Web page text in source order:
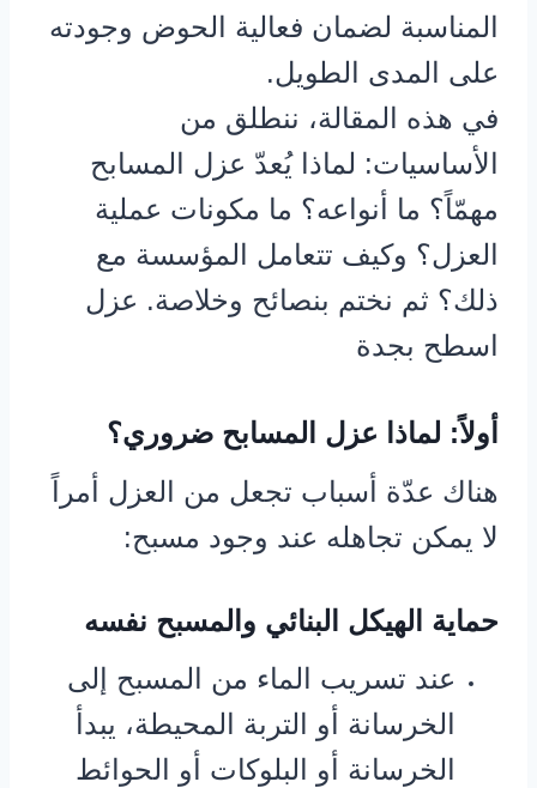
المناسبة لضمان فعالية الحوض وجودته
على المدى الطويل.
في هذه المقالة، ننطلق من
الأساسيات: لماذا يُعدّ عزل المسابح
مهمّاً؟ ما أنواعه؟ ما مكونات عملية
العزل؟ وكيف تتعامل المؤسسة مع
ذلك؟ ثم نختم بنصائح وخلاصة. عزل
اسطح بجدة
أولاً: لماذا عزل المسابح ضروري؟
هناك عدّة أسباب تجعل من العزل أمراً
لا يمكن تجاهله عند وجود مسبح:
حماية الهيكل البنائي والمسبح نفسه
عند تسريب الماء من المسبح إلى
الخرسانة أو التربة المحيطة، يبدأ
الخرسانة أو البلوكات أو الحوائط